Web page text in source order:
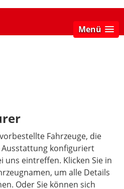
Menü
Fahrzeuge, die
konfiguriert
uns eintreffen. Klicken Sie in
um alle Details
Oder Sie können sich